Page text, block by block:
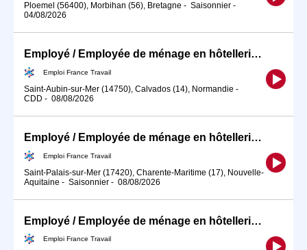
Ploemel (56400), Morbihan (56), Bretagne - Saisonnier -
04/08/2026
Employé / Employée de ménage en hôtellerie de plein air (H/F)
Emploi France Travail
Saint-Aubin-sur-Mer (14750), Calvados (14), Normandie -
CDD - 08/08/2026
Employé / Employée de ménage en hôtellerie de plein air (H/F)
Emploi France Travail
Saint-Palais-sur-Mer (17420), Charente-Maritime (17), Nouvelle-
Aquitaine - Saisonnier - 08/08/2026
Employé / Employée de ménage en hôtellerie de plein air (H/F)
Emploi France Travail